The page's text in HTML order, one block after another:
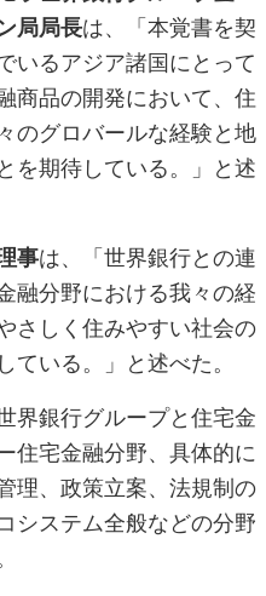
局局長は、「本覚書を契
いるアジア諸国にとって
商品の開発において、住
のグロバールな経験と地
を期待している。」と述
事は、「世界銀行との連
融分野における我々の経
さしく住みやすい社会の
いる。」と述べた。
界銀行グループと住宅金
住宅金融分野、具体的に
理、政策立案、法規制の
システム全般などの分野